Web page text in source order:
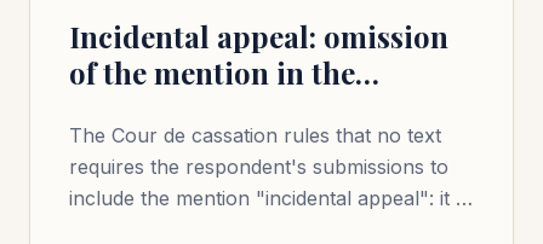
Incidental appeal: omission
of the mention in the
does not render claims
inadmissible
The Cour de cassation rules that no text
requires the respondent's submissions to
include the mention "incidental appeal": it is